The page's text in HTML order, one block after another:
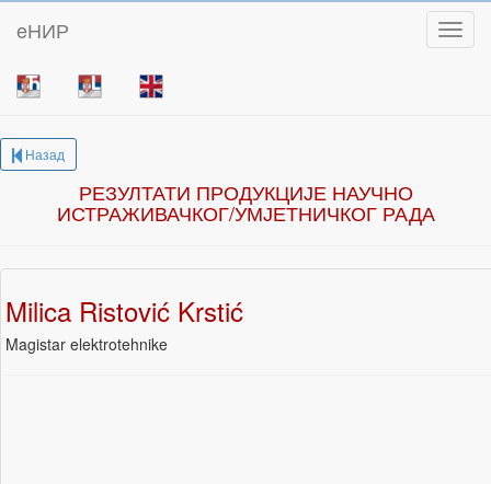
eНИР
Назад
РЕЗУЛТАТИ ПРОДУКЦИЈЕ НАУЧНО
ИСТРАЖИВАЧКОГ/УМЈЕТНИЧКОГ РАДА
Milica Ristović Krstić
Magistar elektrotehnike